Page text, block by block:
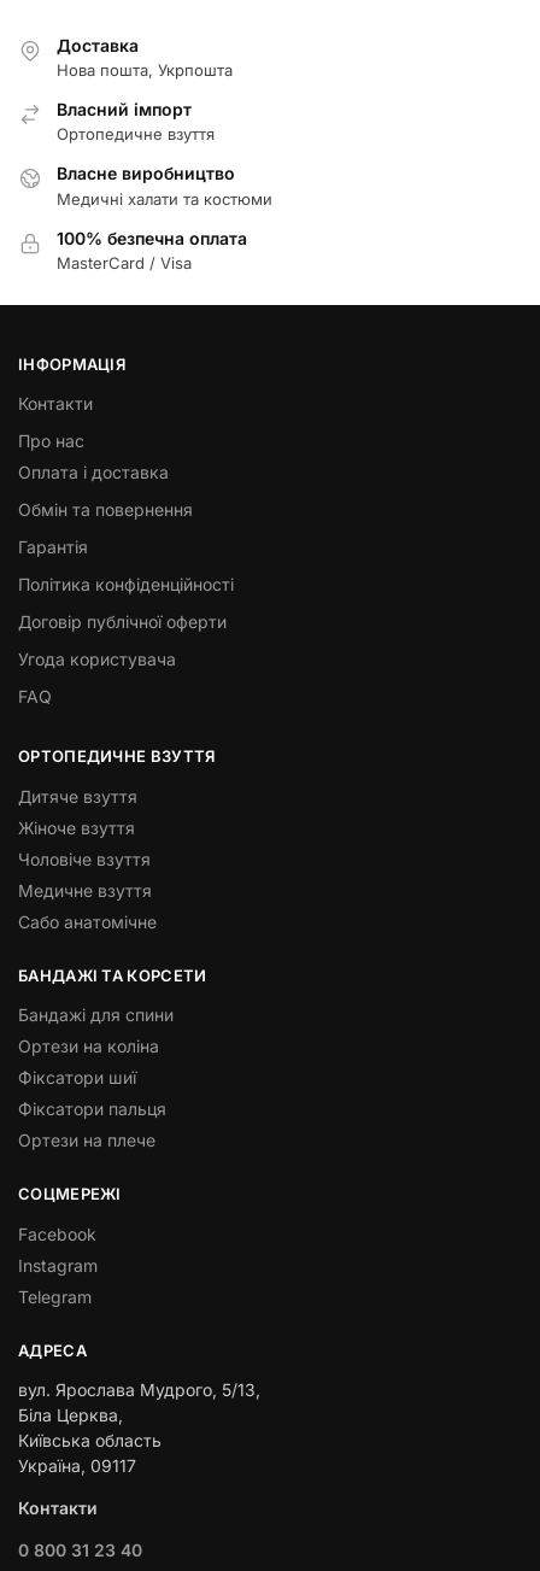
Доставка
Нова пошта, Укрпошта
Власний імпорт
Ортопедичне взуття
Власне виробництво
Медичні халати та костюми
100% безпечна оплата
MasterCard / Visa
ІНФОРМАЦІЯ
Контакти
Про нас
Оплата і доставка
Обмін та повернення
Гарантія
Політика конфіденційності
Договір публічної оферти
Угода користувача
FAQ
ОРТОПЕДИЧНЕ ВЗУТТЯ
Дитяче взуття
Жіноче взуття
Чоловіче взуття
Медичне взуття
Сабо анатомічне
БАНДАЖІ ТА КОРСЕТИ
Бандажі для спини
Ортези на коліна
Фіксатори шиї
Фіксатори пальця
Ортези на плече
СОЦМЕРЕЖІ
Facebook
Instagram
Telegram
АДРЕСА
вул. Ярослава Мудрого, 5/13,
Біла Церква,
Київська область
Україна, 09117
Контакти
0 800 31 23 40